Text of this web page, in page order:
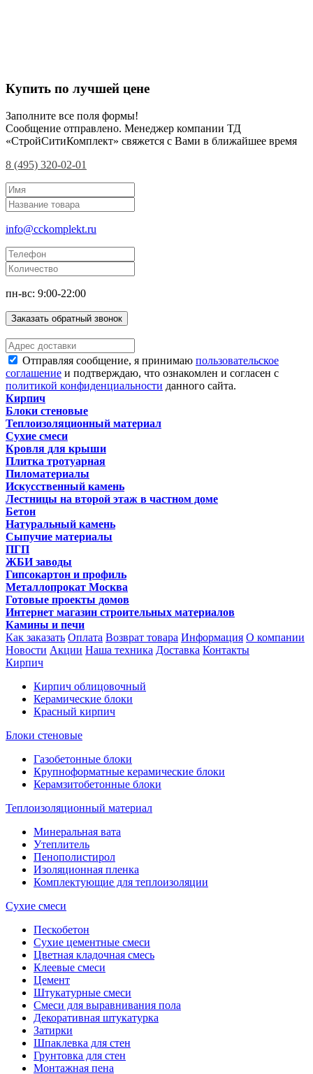
Купить по лучшей цене
Заполните все поля формы!
Сообщение отправлено. Менеджер компании ТД
«СтройСитиКомплект» свяжется с Вами в ближайшее время
8 (495) 320-02-01
info@cckomplekt.ru
пн-вс: 9:00-22:00
Заказать обратный звонок
Отправляя сообщение, я принимаю пользовательское
соглашение и подтверждаю, что ознакомлен и согласен с
политикой конфиденциальности данного сайта.
Кирпич
Блоки стеновые
Теплоизоляционный материал
Сухие смеси
Кровля для крыши
Плитка тротуарная
Пиломатериалы
Искусственный камень
Лестницы на второй этаж в частном доме
Бетон
Натуральный камень
Сыпучие материалы
ПГП
ЖБИ заводы
Гипсокартон и профиль
Металлопрокат Москва
Готовые проекты домов
Интернет магазин строительных материалов
Камины и печи
Как заказать Оплата Возврат товара Информация О компании
Новости Акции Наша техника Доставка Контакты
Кирпич
Кирпич облицовочный
Керамические блоки
Красный кирпич
Блоки стеновые
Газобетонные блоки
Крупноформатные керамические блоки
Керамзитобетонные блоки
Теплоизоляционный материал
Минеральная вата
Утеплитель
Пенополистирол
Изоляционная пленка
Комплектующие для теплоизоляции
Сухие смеси
Пескобетон
Сухие цементные смеси
Цветная кладочная смесь
Клеевые смеси
Цемент
Штукатурные смеси
Смеси для выравнивания пола
Декоративная штукатурка
Затирки
Шпаклевка для стен
Грунтовка для стен
Монтажная пена